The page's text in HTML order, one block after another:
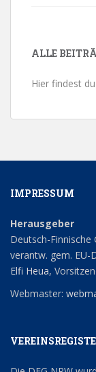
ALLE
Hier findest
IMPRESSUM
Herausgeber
Deutsch-Finnische
verantw. gem. EU-
Elfi Heua,
Webmaster: